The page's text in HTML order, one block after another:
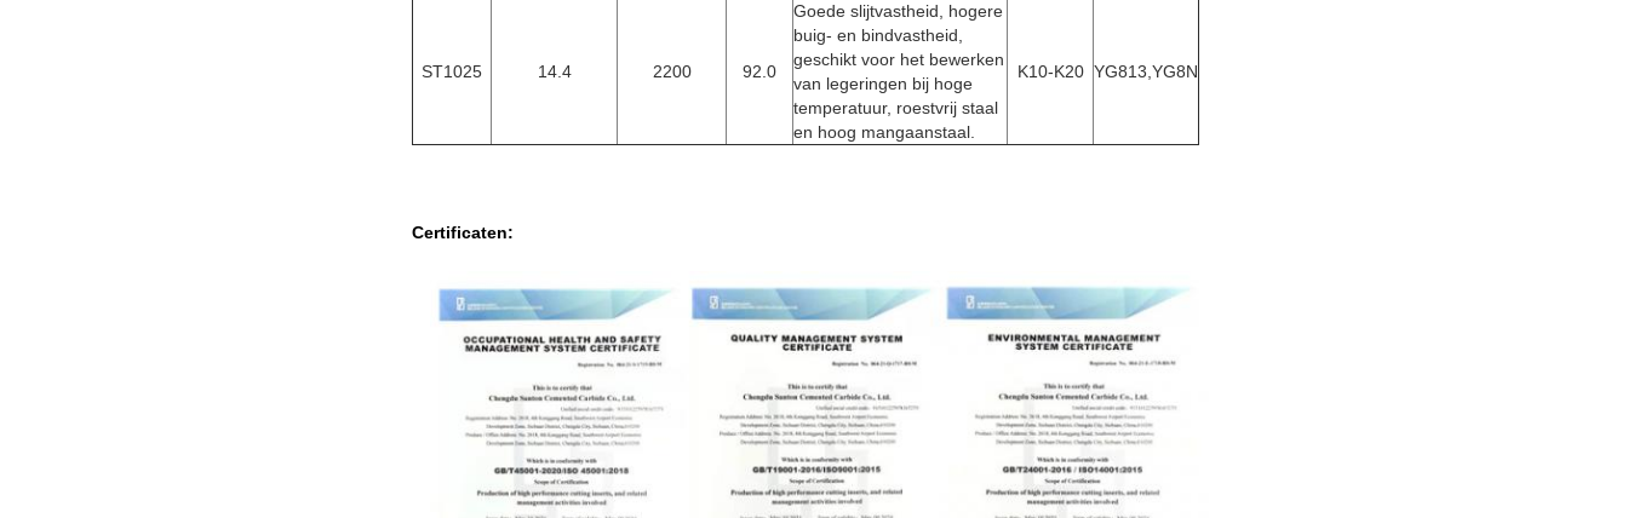
ST1025 14.4 2200 92.0
Goede slijtvastheid, hogere
buig- en bindvastheid,
geschikt voor het bewerken
van legeringen bij hoge
temperatuur, roestvrij staal
en hoog mangaanstaal.
K10-K20 YG813,YG8N
Certificaten: